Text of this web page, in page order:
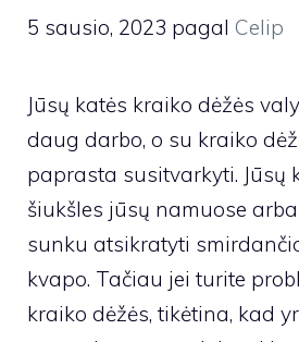
5 sausio, 2023 pagal Celip
Jūsų katės kraiko dėžės
daug darbo, o su kraiko
paprasta susitvarkyti. Jūsų
šiukšles jūsų namuose
sunku atsikratyti
kvapo. Tačiau jei turite
kraiko dėžės, tikėtina, kad